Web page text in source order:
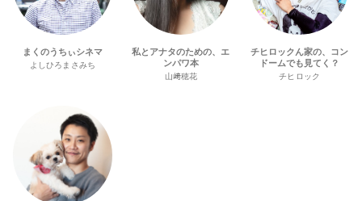
まくのうちぃシネマ
よしひろまさみち
私とアナタのための、エ
ンパワ本
山﨑穂花
チヒロックん家の、コン
ドームでも見てく？
チヒロック